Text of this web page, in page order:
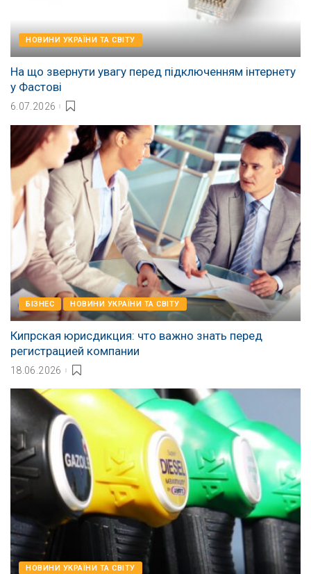
НОВИНИ УКРАЇНИ ТА СВІТУ
На що звернути увагу перед підключенням інтернету
у Фастові
6.07.2026
БІЗНЕС НОВИНИ УКРАЇНИ ТА СВІТУ
Кипрская юрисдикция: что важно знать перед
регистрацией компании
18.06.2026
НОВИНИ УКРАЇНИ ТА СВІТУ